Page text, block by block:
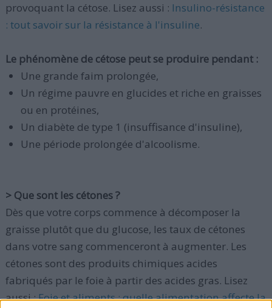
provoquant la cétose. Lisez aussi : Insulino-résistance
: tout savoir sur la résistance à l'insuline.
Le phénomène de cétose peut se produire pendant :
Une grande faim prolongée,
Un régime pauvre en glucides et riche en graisses
ou en protéines,
Un diabète de type 1 (insuffisance d'insuline),
Une période prolongée d'alcoolisme.
> Que sont les cétones ?
Dès que votre corps commence à décomposer la
graisse plutôt que du glucose, les taux de cétones
dans votre sang commenceront à augmenter. Les
cétones sont des produits chimiques acides
fabriqués par le foie à partir des acides gras. Lisez
aussi :Foie et aliments : quelle alimentation affecte la